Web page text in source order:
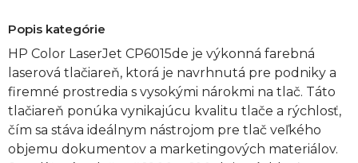
Popis kategórie
HP Color LaserJet CP6015de je výkonná farebná
laserová tlačiareň, ktorá je navrhnutá pre podniky a
firemné prostredia s vysokými nárokmi na tlač. Táto
tlačiareň ponúka vynikajúcu kvalitu tlače a rýchlosť,
čím sa stáva ideálnym nástrojom pre tlač veľkého
objemu dokumentov a marketingových materiálov.